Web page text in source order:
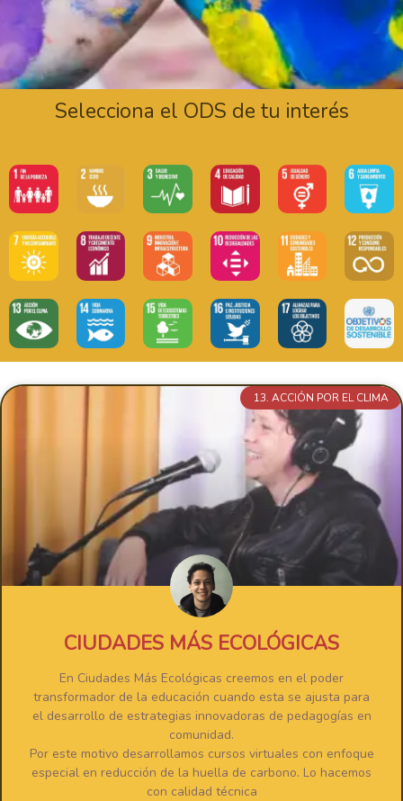
Selecciona el ODS de tu interés
13. ACCIÓN POR EL CLIMA
CIUDADES MÁS ECOLÓGICAS
En Ciudades Más Ecológicas creemos en el poder
transformador de la educación cuando esta se ajusta para
el desarrollo de estrategias innovadoras de pedagogías en
comunidad.
Por este motivo desarrollamos cursos virtuales con enfoque
especial en reducción de la huella de carbono. Lo hacemos
con calidad técnica
Page